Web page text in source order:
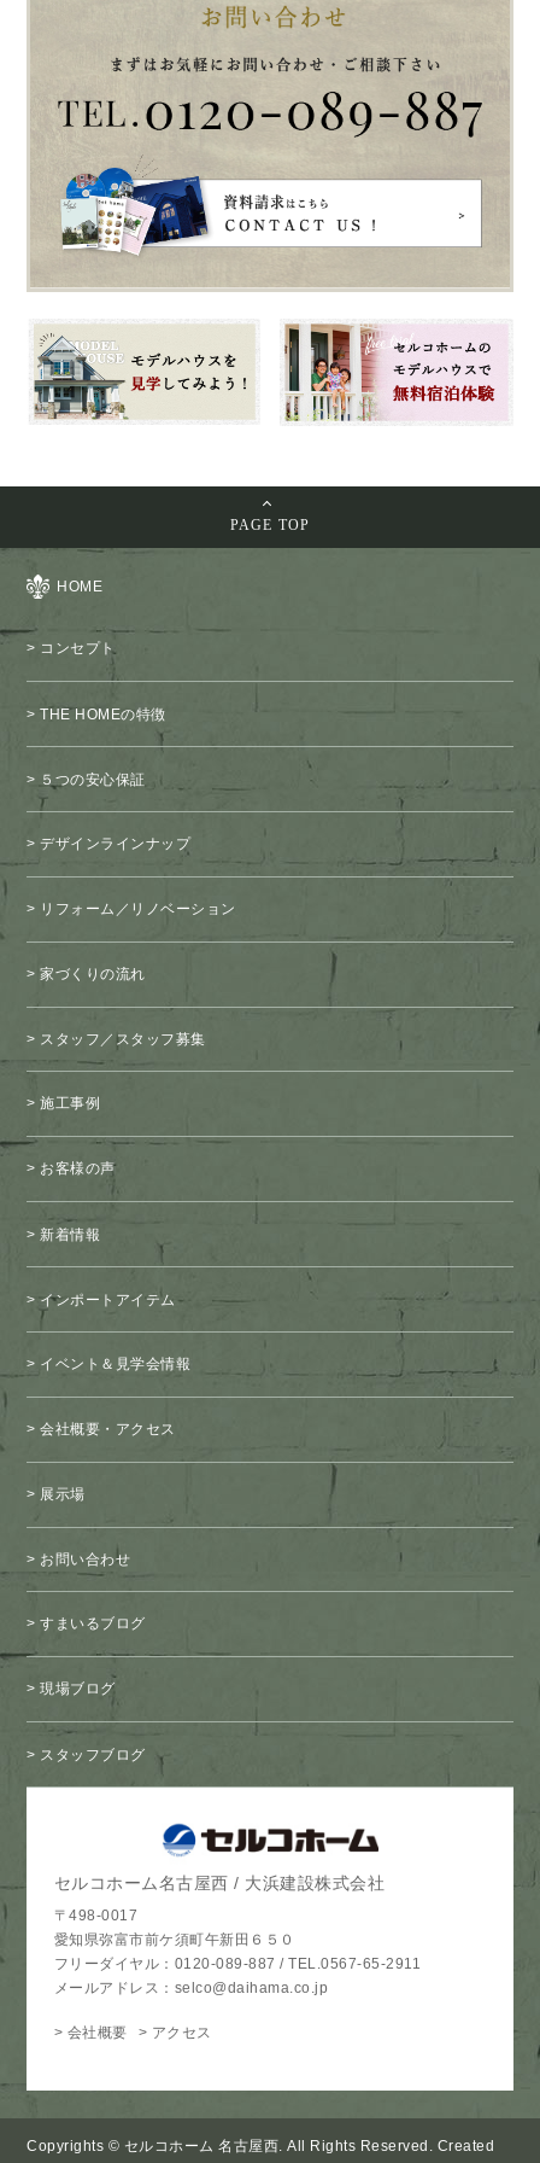
PAGE TOP
HOME
コンセプト
THE HOMEの特徴
５つの安心保証
デザインラインナップ
リフォーム／リノベーション
家づくりの流れ
スタッフ／スタッフ募集
施工事例
お客様の声
新着情報
インポートアイテム
イベント＆見学会情報
会社概要・アクセス
展示場
お問い合わせ
すまいるブログ
現場ブログ
スタッフブログ
セルコホーム名古屋西 / 大浜建設株式会社
〒498-0017
愛知県弥富市前ケ須町午新田６５０
フリーダイヤル： 0120-089-887 /TEL.0567-65-2911
メールアドレス： selco@daihama.co.jp
会社概要 アクセス
Copyrights © セルコホーム 名古屋西. All Rights Reserved. Created